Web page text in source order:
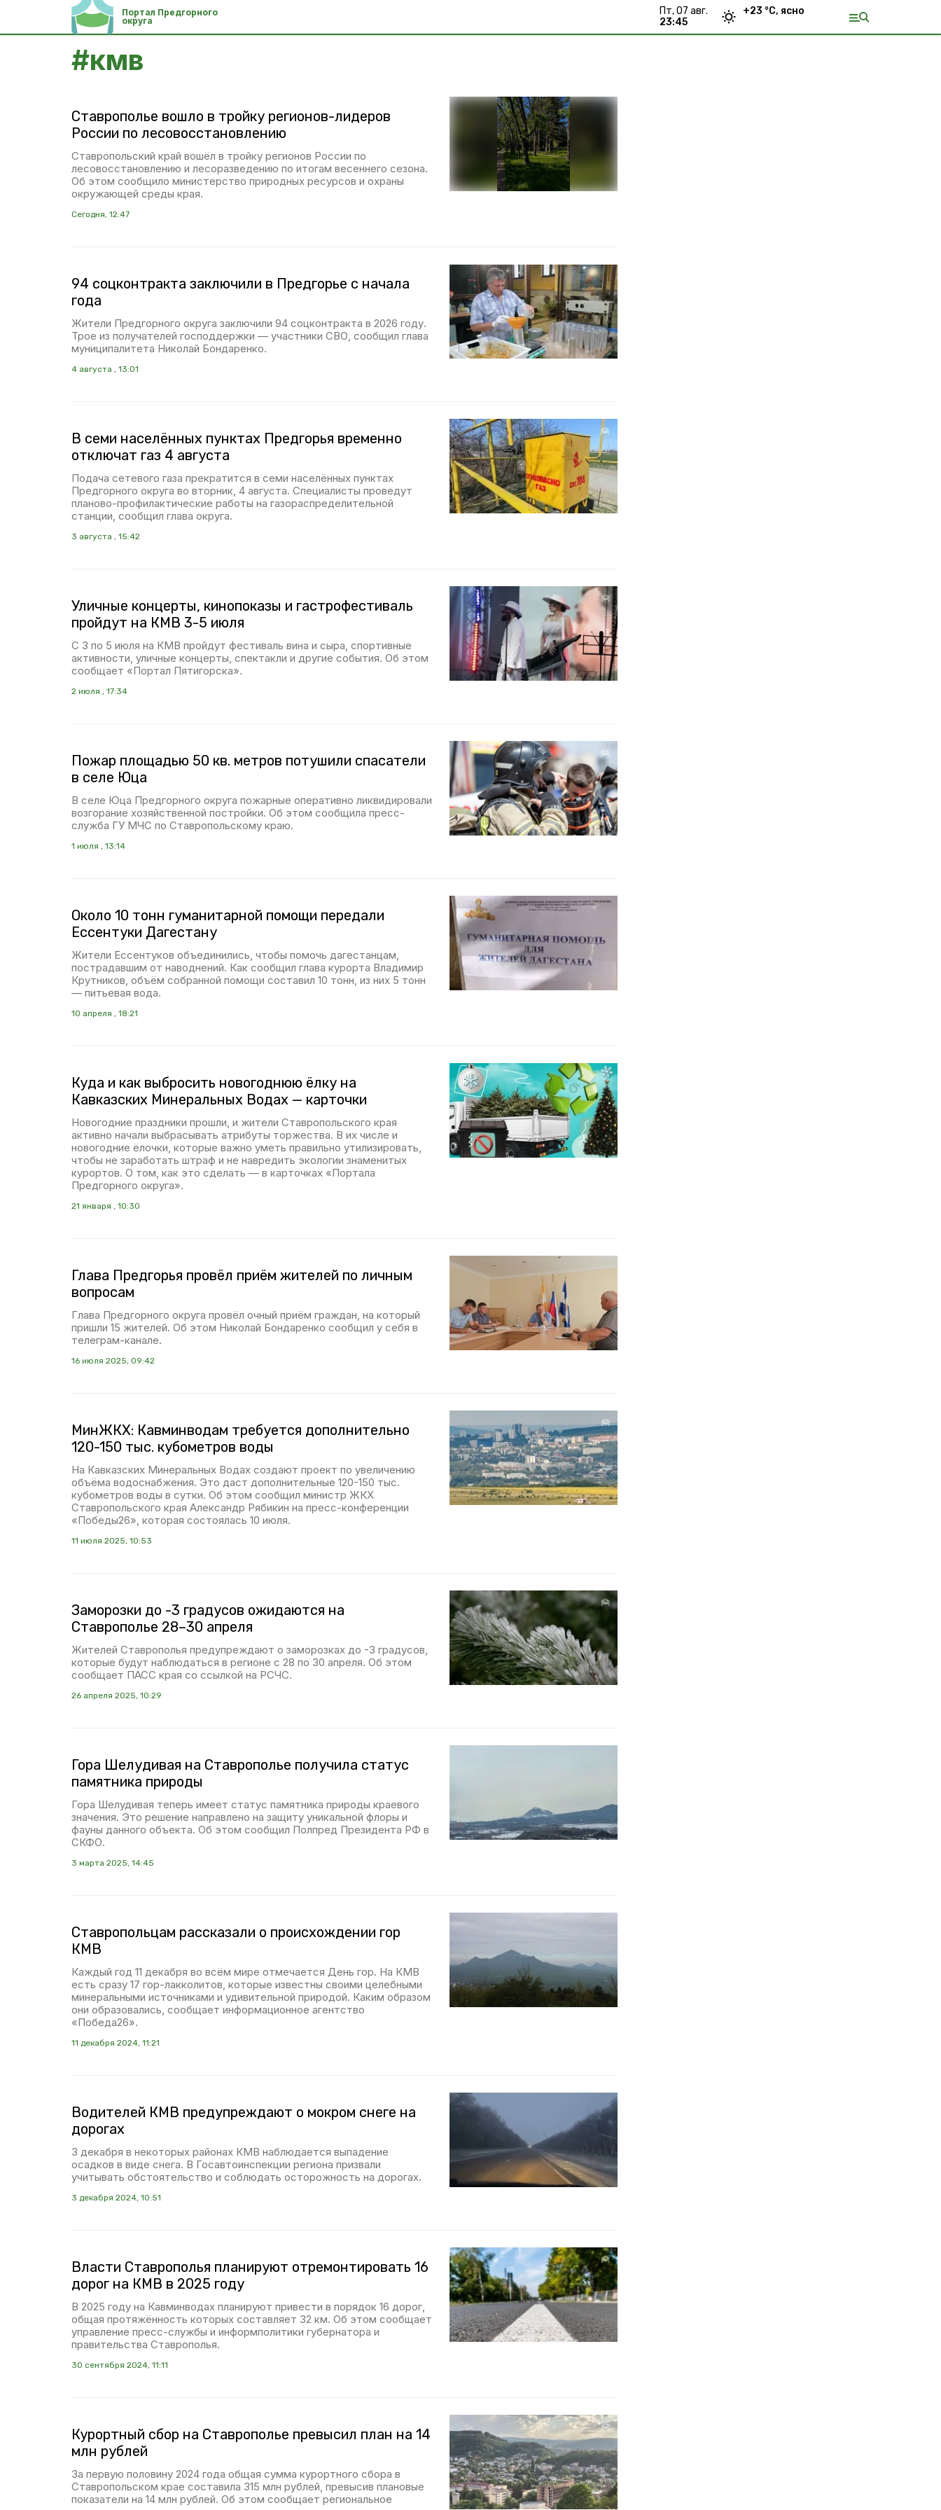
Портал Предгорного
округа
пт, 07 авг.
23:45
+23 °С, ясно
#кмв
Ставрополье вошло в тройку регионов-лидеров
России по лесовосстановлению
Ставропольский край вошёл в тройку регионов России по
лесовосстановлению и лесоразведению по итогам весеннего сезона.
Об этом сообщило министерство природных ресурсов и охраны
окружающей среды края.
Сегодня, 12:47
94 соцконтракта заключили в Предгорье с начала
года
Жители Предгорного округа заключили 94 соцконтракта в 2026 году.
Трое из получателей господдержки — участники СВО, сообщил глава
муниципалитета Николай Бондаренко.
4 августа , 13:01
В семи населённых пунктах Предгорья временно
отключат газ 4 августа
Подача сетевого газа прекратится в семи населённых пунктах
Предгорного округа во вторник, 4 августа. Специалисты проведут
планово-профилактические работы на газораспределительной
станции, сообщил глава округа.
3 августа , 15:42
Уличные концерты, кинопоказы и гастрофестиваль
пройдут на КМВ 3-5 июля
С 3 по 5 июля на КМВ пройдут фестиваль вина и сыра, спортивные
активности, уличные концерты, спектакли и другие события. Об этом
сообщает «Портал Пятигорска».
2 июля , 17:34
Пожар площадью 50 кв. метров потушили спасатели
в селе Юца
В селе Юца Предгорного округа пожарные оперативно ликвидировали
возгорание хозяйственной постройки. Об этом сообщила пресс-
служба ГУ МЧС по Ставропольскому краю.
1 июля , 13:14
Около 10 тонн гуманитарной помощи передали
Ессентуки Дагестану
Жители Ессентуков объединились, чтобы помочь дагестанцам,
пострадавшим от наводнений. Как сообщил глава курорта Владимир
Крутников, объём собранной помощи составил 10 тонн, из них 5 тонн
— питьевая вода.
10 апреля , 18:21
Куда и как выбросить новогоднюю ёлку на
Кавказских Минеральных Водах — карточки
Новогодние праздники прошли, и жители Ставропольского края
активно начали выбрасывать атрибуты торжества. В их числе и
новогодние ёлочки, которые важно уметь правильно утилизировать,
чтобы не заработать штраф и не навредить экологии знаменитых
курортов. О том, как это сделать — в карточках «Портала
Предгорного округа».
21 января , 10:30
Глава Предгорья провёл приём жителей по личным
вопросам
Глава Предгорного округа провёл очный приём граждан, на который
пришли 15 жителей. Об этом Николай Бондаренко сообщил у себя в
телеграм-канале.
16 июля 2025, 09:42
МинЖКХ: Кавминводам требуется дополнительно
120-150 тыс. кубометров воды
На Кавказских Минеральных Водах создают проект по увеличению
объёма водоснабжения. Это даст дополнительные 120-150 тыс.
кубометров воды в сутки. Об этом сообщил министр ЖКХ
Ставропольского края Александр Рябикин на пресс-конференции
«Победы26», которая состоялась 10 июля.
11 июля 2025, 10:53
Заморозки до -3 градусов ожидаются на
Ставрополье 28–30 апреля
Жителей Ставрополья предупреждают о заморозках до -3 градусов,
которые будут наблюдаться в регионе с 28 по 30 апреля. Об этом
сообщает ПАСС края со ссылкой на РСЧС.
26 апреля 2025, 10:29
Гора Шелудивая на Ставрополье получила статус
памятника природы
Гора Шелудивая теперь имеет статус памятника природы краевого
значения. Это решение направлено на защиту уникальной флоры и
фауны данного объекта. Об этом сообщил Полпред Президента РФ в
СКФО.
3 марта 2025, 14:45
Ставропольцам рассказали о происхождении гор
КМВ
Каждый год 11 декабря во всём мире отмечается День гор. На КМВ
есть сразу 17 гор-лакколитов, которые известны своими целебными
минеральными источниками и удивительной природой. Каким образом
они образовались, сообщает информационное агентство
«Победа26».
11 декабря 2024, 11:21
Водителей КМВ предупреждают о мокром снеге на
дорогах
3 декабря в некоторых районах КМВ наблюдается выпадение
осадков в виде снега. В Госавтоинспекции региона призвали
учитывать обстоятельство и соблюдать осторожность на дорогах.
3 декабря 2024, 10:51
Власти Ставрополья планируют отремонтировать 16
дорог на КМВ в 2025 году
В 2025 году на Кавминводах планируют привести в порядок 16 дорог,
общая протяжённость которых составляет 32 км. Об этом сообщает
управление пресс-службы и информполитики губернатора и
правительства Ставрополья.
30 сентября 2024, 11:11
Курортный сбор на Ставрополье превысил план на 14
млн рублей
За первую половину 2024 года общая сумма курортного сбора в
Ставропольском крае составила 315 млн рублей, превысив плановые
показатели на 14 млн рублей. Об этом сообщает региональное